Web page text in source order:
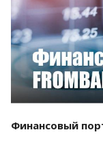
Финансовый